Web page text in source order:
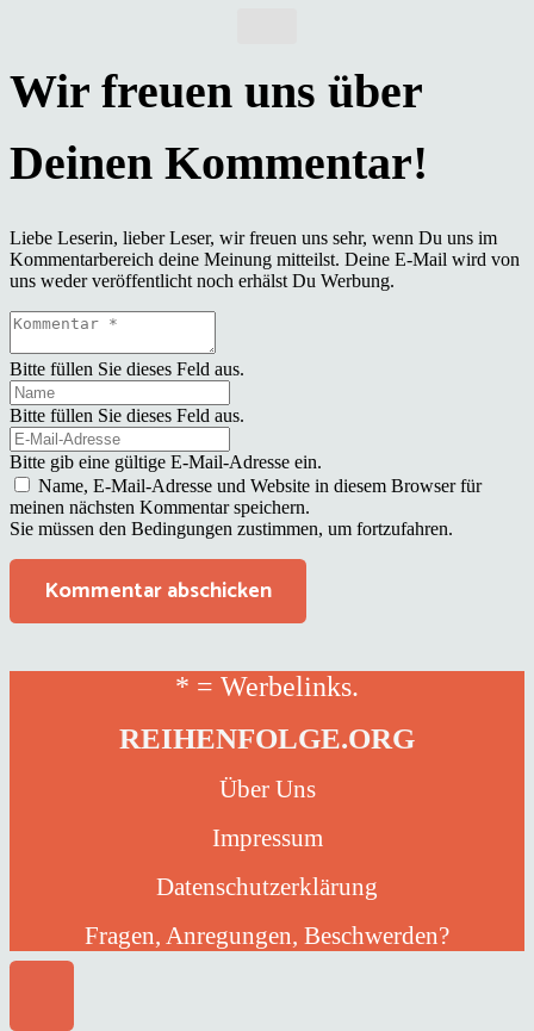
Liebe Leserin, lieber Leser, wir freuen uns sehr, wenn Du uns im
Kommentarbereich deine Meinung mitteilst. Deine E-Mail wird von
uns weder veröffentlicht noch erhälst Du Werbung.
Bitte füllen Sie dieses Feld aus.
Bitte füllen Sie dieses Feld aus.
Bitte gib eine gültige E-Mail-Adresse ein.
Name, E-Mail-Adresse und Website in diesem Browser für
meinen nächsten Kommentar speichern.
Sie müssen den Bedingungen zustimmen, um fortzufahren.
Kommentar abschicken
* = Werbelinks.
REIHENFOLGE.ORG
Über Uns
Impressum
Datenschutzerklärung
Fragen, Anregungen, Beschwerden?